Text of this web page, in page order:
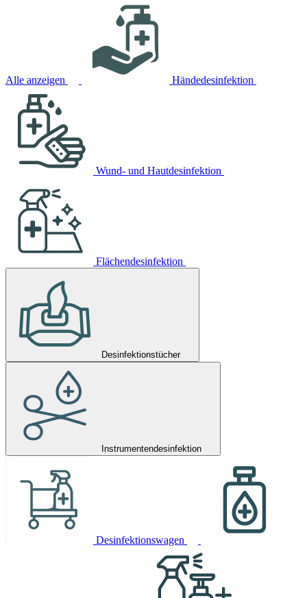
Alle anzeigen Händedesinfektion
Wund- und Hautdesinfektion
Flächendesinfektion
Desinfektionstücher
Instrumentendesinfektion
Desinfektionswagen